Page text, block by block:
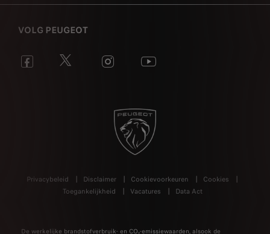
VOLG PEUGEOT
Privacybeleid Disclaimer Cookievoorkeuren
Cookies
Toegankelijkheid
Vacatures Data Act
De werkelijke brandstofverbruik- en CO₂-emissiewaarden, alsook de